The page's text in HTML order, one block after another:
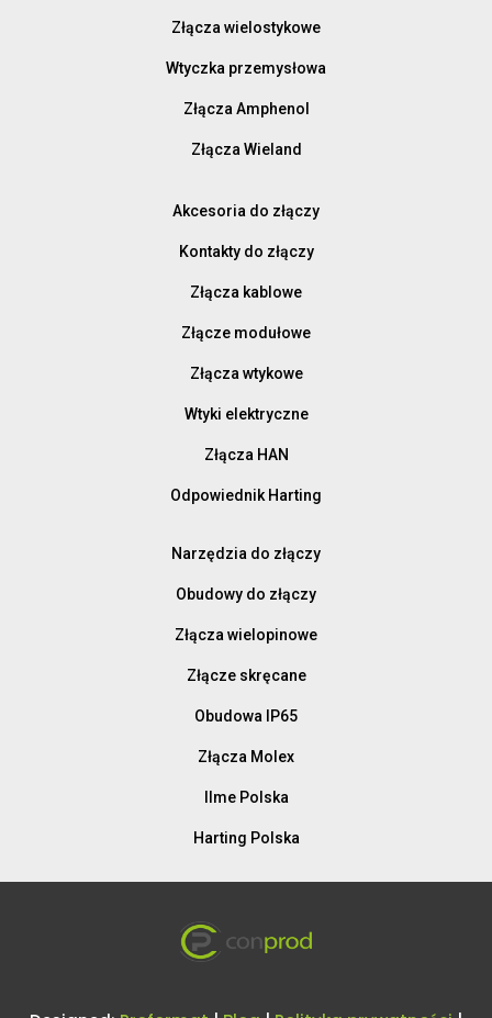
Złącza wielostykowe
Wtyczka przemysłowa
Złącza Amphenol
Złącza Wieland
Akcesoria do złączy
Kontakty do złączy
Złącza kablowe
Złącze modułowe
Złącza wtykowe
Wtyki elektryczne
Złącza HAN
Odpowiednik Harting
Narzędzia do złączy
Obudowy do złączy
Złącza wielopinowe
Złącze skręcane
Obudowa IP65
Złącza Molex
Ilme Polska
Harting Polska